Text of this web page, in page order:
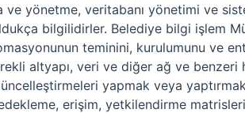
ve yönetme, veritabanı yönetimi ve
bilgilidirler. Belediye bilgi işlem
teminini, kurulumunu ve
altyapı, veri ve diğer ağ ve
yapmak veya
erişim, yetkilendirme